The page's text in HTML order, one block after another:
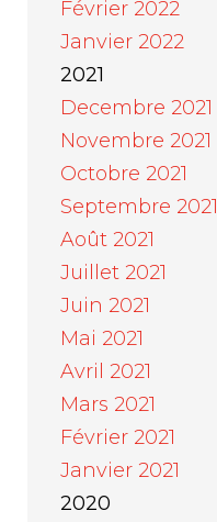
Février 2022
Janvier 2022
2021
Decembre 2021
Novembre 2021
Octobre 2021
Septembre 2021
Août 2021
Juillet 2021
Juin 2021
Mai 2021
Avril 2021
Mars 2021
Février 2021
Janvier 2021
2020